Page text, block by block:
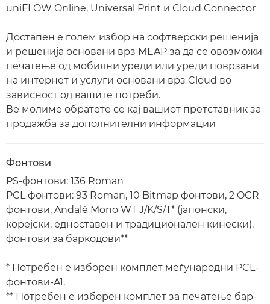
uniFLOW Online, Universal Print и Cloud Connector
Достапен е голем избор на софтверски решенија
и решенија основани врз MEAP за да се овозможи
печатење од мобилни уреди или уреди поврзани
на интернет и услуги основани врз Cloud во
зависност од вашите потреби.
Ве молиме обратете се кај вашиот претставник за
продажба за дополнителни информации
Фонтови
PS-фонтови: 136 Roman
PCL фонтови: 93 Roman, 10 Bitmap фонтови, 2 OCR
фонтови, Andalé Mono WT J/K/S/T* (јапонски,
корејски, едноставен и традиционален кинески),
фонтови за баркодови**
* Потребен е изборен комплет меѓународни PCL-
фонтови-A1.
** Потребен е изборен комплет за печатење бар-